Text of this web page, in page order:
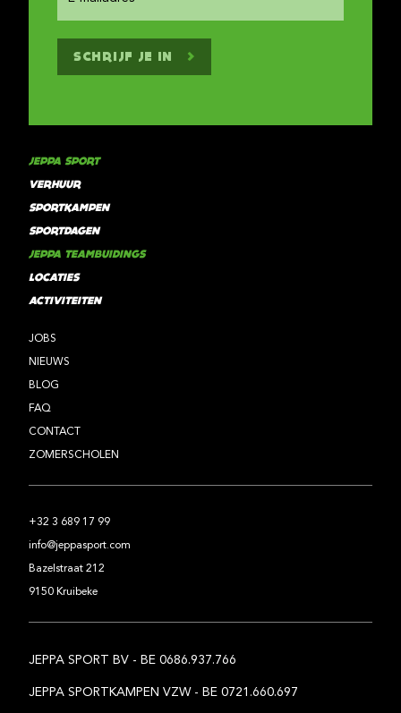
SCHRIJF JE IN
JEPPA SPORT
VERHUUR
SPORTKAMPEN
SPORTDAGEN
JEPPA TEAMBUIDINGS
LOCATIES
ACTIVITEITEN
JOBS
NIEUWS
BLOG
FAQ
CONTACT
ZOMERSCHOLEN
+32 3 689 17 99
info@jeppasport.com
Bazelstraat 212
9150 Kruibeke
JEPPA SPORT BV - BE 0686.937.766
JEPPA SPORTKAMPEN VZW - BE 0721.660.697